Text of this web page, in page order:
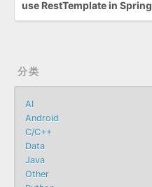
use RestTemplate in Spring
分类
AI
Android
C/C++
Data
Java
Other